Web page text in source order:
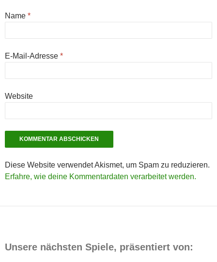
Name *
E-Mail-Adresse *
Website
Diese Website verwendet Akismet, um Spam zu reduzieren.
Erfahre, wie deine Kommentardaten verarbeitet werden.
Unsere nächsten Spiele, präsentiert von: